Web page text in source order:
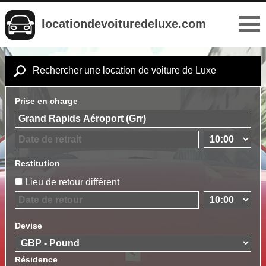
locationdevoituredeluxe.com
Rechercher une location de voiture de Luxe
Prise en charge
Restitution
Lieu de retour différent
Devise
Résidence